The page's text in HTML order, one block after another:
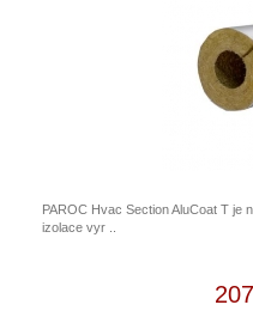
PAROC Hvac Section AluCoat T je
izolace vyr ..